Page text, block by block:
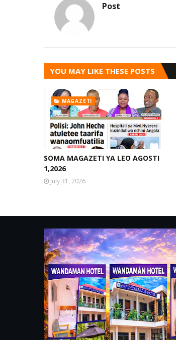
Post
YOU MAY LIKE THESE POSTS
MAGAZETI
SOMA MAGAZETI YA LEO AGOSTI
1,2026
July 31, 2026